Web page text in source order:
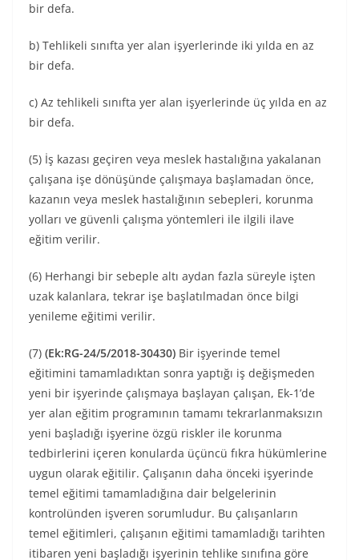
bir defa.
b) Tehlikeli sınıfta yer alan işyerlerinde iki yılda en az
bir defa.
c) Az tehlikeli sınıfta yer alan işyerlerinde üç yılda en az
bir defa.
(5) İş kazası geçiren veya meslek hastalığına yakalanan
çalışana işe dönüşünde çalışmaya başlamadan önce,
kazanın veya meslek hastalığının sebepleri, korunma
yolları ve güvenli çalışma yöntemleri ile ilgili ilave
eğitim verilir.
(6) Herhangi bir sebeple altı aydan fazla süreyle işten
uzak kalanlara, tekrar işe başlatılmadan önce bilgi
yenileme eğitimi verilir.
(7) (Ek:RG-24/5/2018-30430) Bir işyerinde temel
eğitimini tamamladıktan sonra yaptığı iş değişmeden
yeni bir işyerinde çalışmaya başlayan çalışan, Ek-1’de
yer alan eğitim programının tamamı tekrarlanmaksızın
yeni başladığı işyerine özgü riskler ile korunma
tedbirlerini içeren konularda üçüncü fıkra hükümlerine
uygun olarak eğitilir. Çalışanın daha önceki işyerinde
temel eğitimi tamamladığına dair belgelerinin
kontrolünden işveren sorumludur. Bu çalışanların
temel eğitimleri, çalışanın eğitimi tamamladığı tarihten
itibaren yeni başladığı işyerinin tehlike sınıfına göre